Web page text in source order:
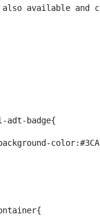
also available
adt-badge{
background-